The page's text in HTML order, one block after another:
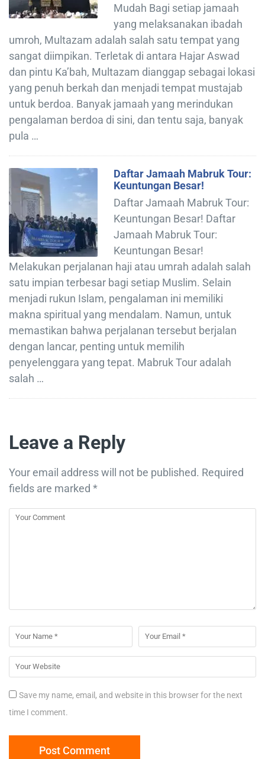
Mudah Bagi setiap jamaah
yang melaksanakan ibadah
umroh, Multazam adalah salah satu tempat yang
sangat diimpikan. Terletak di antara Hajar Aswad
dan pintu Ka’bah, Multazam dianggap sebagai lokasi
yang penuh berkah dan menjadi tempat mustajab
untuk berdoa. Banyak jamaah yang merindukan
pengalaman berdoa di sini, dan tentu saja, banyak
pula …
Daftar Jamaah Mabruk Tour:
Keuntungan Besar!
Daftar Jamaah Mabruk Tour:
Keuntungan Besar! Daftar
Jamaah Mabruk Tour:
Keuntungan Besar!
Melakukan perjalanan haji atau umrah adalah salah
satu impian terbesar bagi setiap Muslim. Selain
menjadi rukun Islam, pengalaman ini memiliki
makna spiritual yang mendalam. Namun, untuk
memastikan bahwa perjalanan tersebut berjalan
dengan lancar, penting untuk memilih
penyelenggara yang tepat. Mabruk Tour adalah
salah …
Leave a Reply
Your email address will not be published. Required
fields are marked *
Save my name, email, and website in this browser for the next
time I comment.